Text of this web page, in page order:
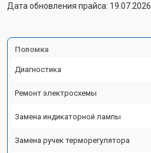
Дата обновления прайса: 19.07.2026
Поломка
Диагностика
Ремонт электросхемы
Замена индикаторной лампы
Замена ручек терморегулятора